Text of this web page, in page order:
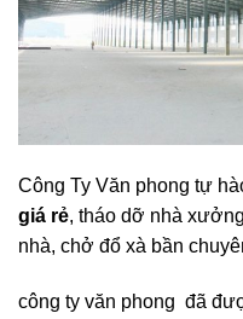
Công Ty Văn phong tự
giá rẻ, tháo dỡ nhà
nhà, chở đổ xà bần
công ty văn phong đã